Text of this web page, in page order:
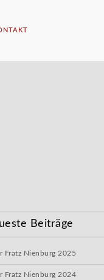
Beiträge
Fratz Nienburg 2025
Fratz Nienburg 2024